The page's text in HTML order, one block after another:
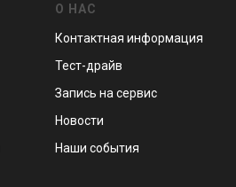
О НАС
Контактная информация
Тест-драйв
Запись на сервис
Новости
Наши события